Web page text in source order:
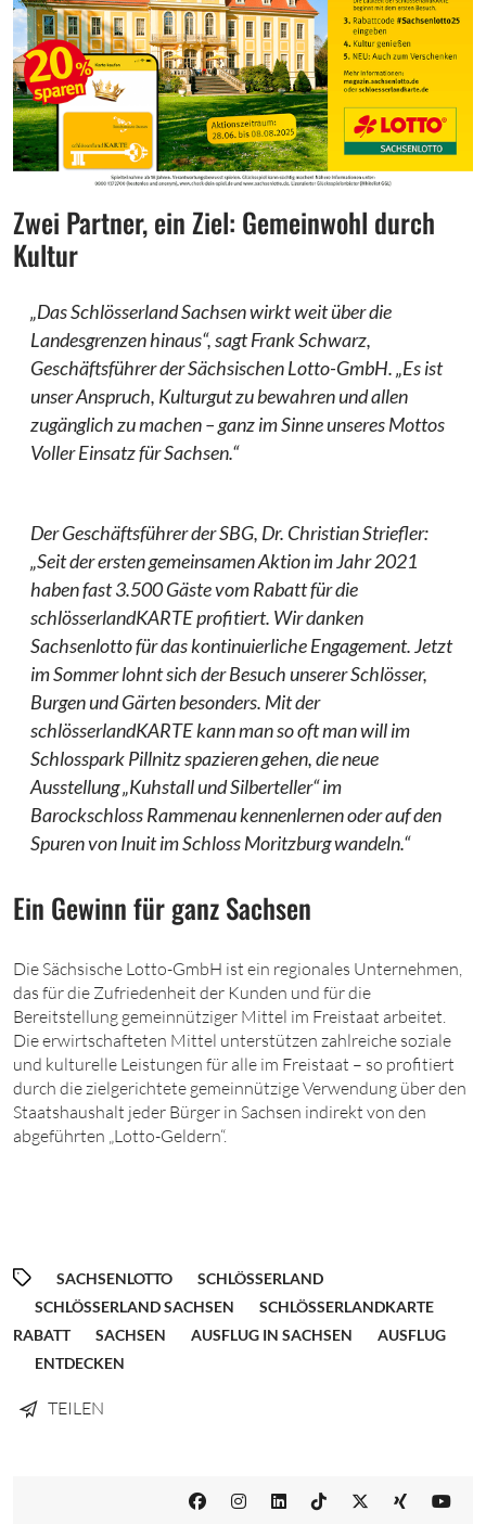
Zwei Partner, ein Ziel: Gemeinwohl durch
Kultur
„Das Schlösserland Sachsen wirkt weit über die
Landesgrenzen hinaus“, sagt Frank Schwarz,
Geschäftsführer der Sächsischen Lotto-GmbH. „Es ist
unser Anspruch, Kulturgut zu bewahren und allen
zugänglich zu machen – ganz im Sinne unseres Mottos
Voller Einsatz für Sachsen.“
Der Geschäftsführer der SBG, Dr. Christian Striefler:
„Seit der ersten gemeinsamen Aktion im Jahr 2021
haben fast 3.500 Gäste vom Rabatt für die
schlösserlandKARTE profitiert. Wir danken
Sachsenlotto für das kontinuierliche Engagement. Jetzt
im Sommer lohnt sich der Besuch unserer Schlösser,
Burgen und Gärten besonders. Mit der
schlösserlandKARTE kann man so oft man will im
Schlosspark Pillnitz spazieren gehen, die neue
Ausstellung „Kuhstall und Silberteller“ im
Barockschloss Rammenau kennenlernen oder auf den
Spuren von Inuit im Schloss Moritzburg wandeln.“
Ein Gewinn für ganz Sachsen
Die Sächsische Lotto-GmbH ist ein regionales Unternehmen,
das für die Zufriedenheit der Kunden und für die
Bereitstellung gemeinnütziger Mittel im Freistaat arbeitet.
Die erwirtschafteten Mittel unterstützen zahlreiche soziale
und kulturelle Leistungen für alle im Freistaat – so profitiert
durch die zielgerichtete gemeinnützige Verwendung über den
Staatshaushalt jeder Bürger in Sachsen indirekt von den
abgeführten „Lotto-Geldern“.
SACHSENLOTTO
SCHLÖSSERLAND
SCHLÖSSERLAND SACHSEN
SCHLÖSSERLANDKARTE
RABATT
SACHSEN AUSFLUG IN SACHSEN
AUSFLUG
ENTDECKEN
TEILEN